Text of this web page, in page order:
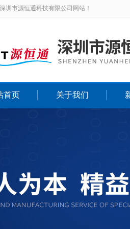
圳市源恒通科技有限公司网站！
首页 关于我们